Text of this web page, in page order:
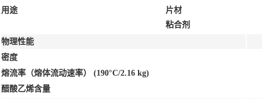
用途
片材
粘合剂
物理性能
密度
熔流率（熔体流动速率） (190°C/2.16 kg)
醋酸乙烯含量